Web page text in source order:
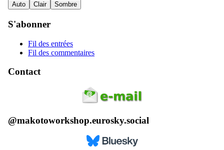
Auto Clair Sombre
S'abonner
Fil des entrées
Fil des commentaires
Contact
@makotoworkshop.eurosky.social